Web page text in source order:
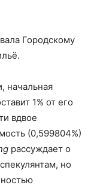
Городскому
начальная
1% от его
вдвое
(0,599804%)
рассуждает о
но